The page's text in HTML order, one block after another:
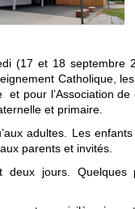
(17 et 18 septembre
Catholique,
pour l’Association de
et primaire.
adultes. Les
parents et invités.
deux jours. Quelques